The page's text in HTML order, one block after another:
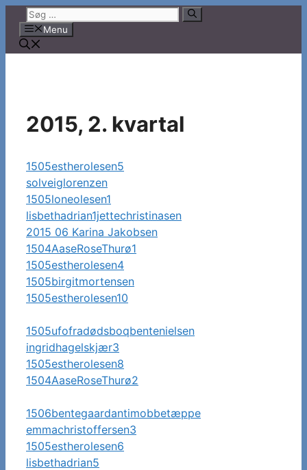
indhold
Søg
efter:Menu
2015, 2. kvartal
1505estherolesen5
solveiglorenzen
1505loneolesen1
lisbethadrian1jettechristinasen
2015 06 Karina Jakobsen
1504AaseRoseThurø1
1505estherolesen4
1505birgitmortensen
1505estherolesen10
1505ufofradødsboqbentenielsen
ingridhagelskjær3
1505estherolesen8
1504AaseRoseThurø2
1506bentegaardantimobbetæppe
emmachristoffersen3
1505estherolesen6
lisbethadrian5